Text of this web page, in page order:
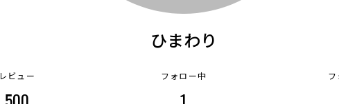
ひまわり
レビュー フォロー中